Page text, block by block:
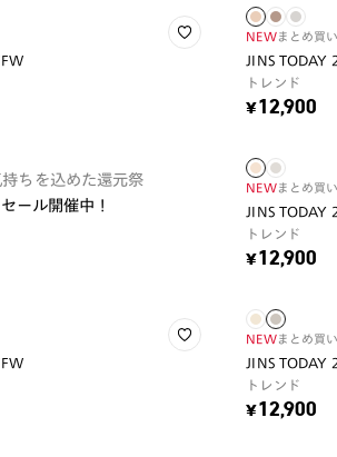
NEWまとめ買い
JINS TODAY
トレンド
¥12,900
ちを込めた還元祭
ール開催中！
NEWまとめ買い
JINS TODAY
トレンド
¥12,900
NEWまとめ買い
JINS TODAY
トレンド
¥12,900